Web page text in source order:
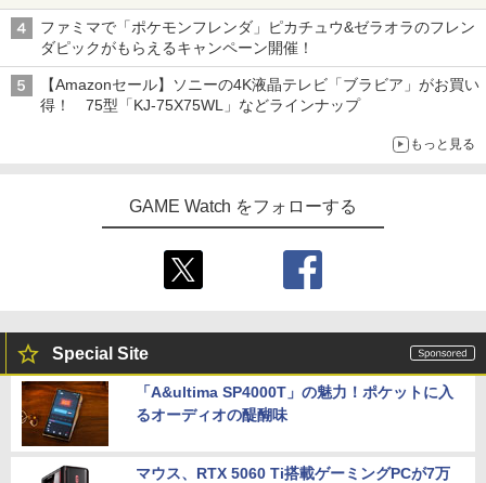
ニンテンドーeショップでは「大神 絶景版」が67%オフで990円
ファミマで「ポケモンフレンダ」ピカチュウ&ゼラオラのフレン
ダピックがもらえるキャンペーン開催！
【Amazonセール】ソニーの4K液晶テレビ「ブラビア」がお買い
得！ 75型「KJ-75X75WL」などラインナップ
もっと見る
GAME Watch をフォローする
Special Site
「A&ultima SP4000T」の魅力！ポケットに入
るオーディオの醍醐味
マウス、RTX 5060 Ti搭載ゲーミングPCが7万